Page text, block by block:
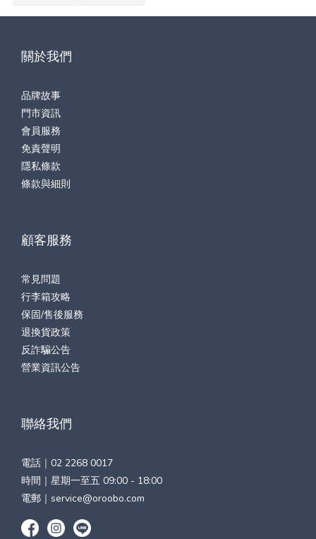
關於我們
品牌故事
門市資訊
會員服務
免責聲明
隱私條款
條款與細則
顧客服務
常見問題
行李箱攻略
保固/售後服務
退換貨政策
反詐騙公告
營業資訊公告
聯絡我們
電話｜ 02 2268 0017
時間｜星期一至五 09:00 - 18:00
電郵｜ service@oroobo.com